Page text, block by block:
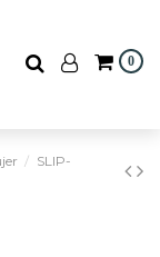
0
SLIP-